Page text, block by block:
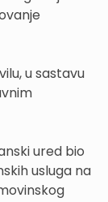
u sastavu
ured bio
usluga na